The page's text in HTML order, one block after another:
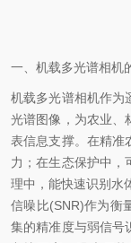
一、机载多光谱相机
机载多光谱相机作为
光谱图像，为农业、
表信息支撑。在精准
力；在生态保护中，
理中，能快速识别水
信噪比(SNR)作为衡
集的精准度与弱信号